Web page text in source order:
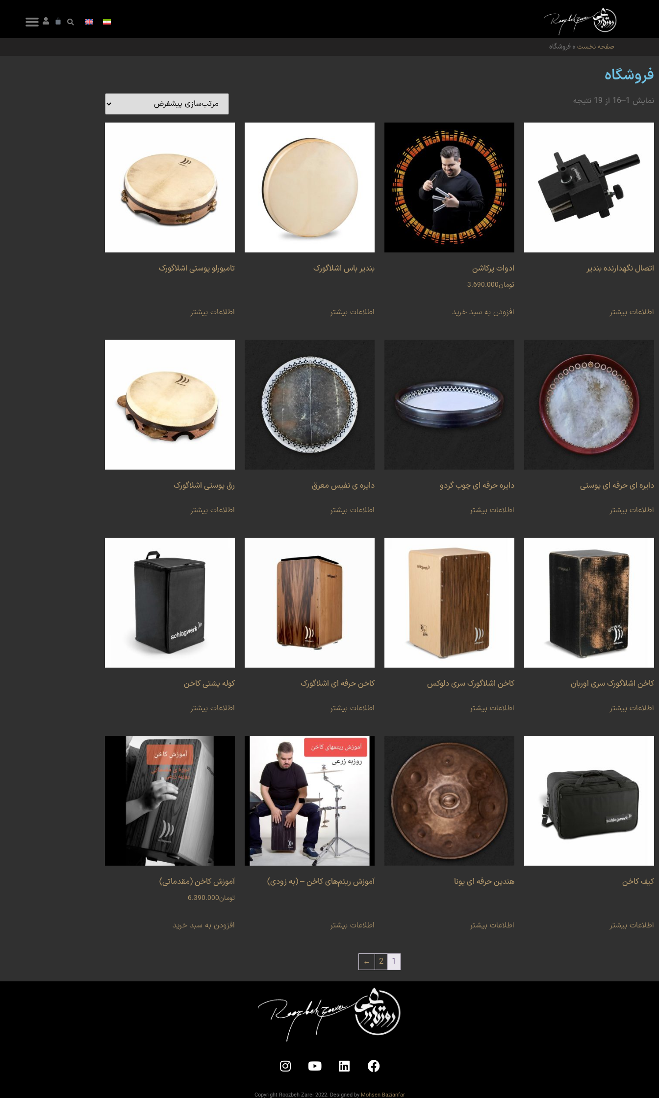
صفحه نخست »فروشگاه
فروشگاه
نمایش 1–16 از 19 نتیجه
اتصال نگهدارنده بندیر
اطلاعات بیشتر
ادوات پرکاشن
تومان3.690.000
افزودن به سبد خرید
بندیر باس اشلاگورک
اطلاعات بیشتر
تامبورلو پوستی اشلاگورک
اطلاعات بیشتر
دایره ای حرفه ای پوستی
اطلاعات بیشتر
دایره حرفه ای چوب گردو
اطلاعات بیشتر
دایره ی نفیس معرق
اطلاعات بیشتر
رق پوستی اشلاگورک
اطلاعات بیشتر
کاخن اشلاگورک سری اوربان
اطلاعات بیشتر
کاخن اشلاگورک سری دلوکس
اطلاعات بیشتر
کاخن حرفه ای اشلاگورک
اطلاعات بیشتر
کوله پشتی کاخن
اطلاعات بیشتر
کیف کاخن
اطلاعات بیشتر
هندپن حرفه ای یونا
اطلاعات بیشتر
آموزش ریتم‌های کاخن – (به زودی)
اطلاعات بیشتر
آموزش کاخن (مقدماتی)
تومان6.390.000
افزودن به سبد خرید
1
2
←
Copyright Roozbeh Zarei 2022. Designed by Mohsen Bazianfar